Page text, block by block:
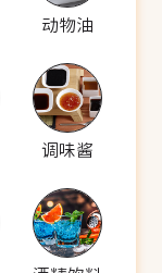
动物油
调味酱